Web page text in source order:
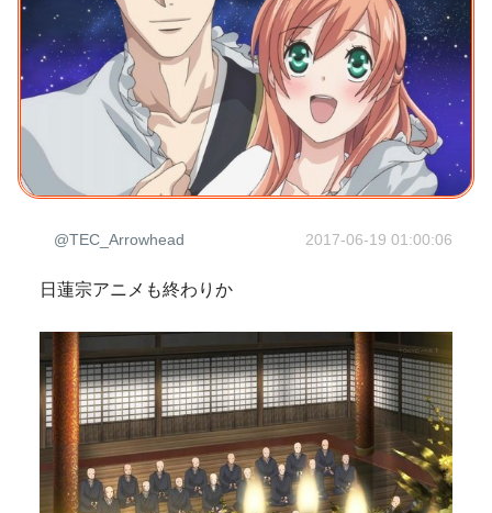
@TEC_Arrowhead 2017-06-19 01:00:06
日蓮宗アニメも終わりか